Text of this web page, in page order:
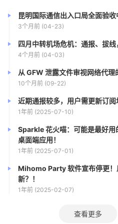
昆明国际通信出入口局全面验收
3个月前 (04-23)
四月中转机场危机：通报、拔
4个月前 (04-03)
从 GFW 泄露文件审视网络代理
10个月前 (09-22)
近期通报较多，用户需更新订阅
1年前 (2025-07-10)
Sparkle 花火喵：可能是最好
桌面端应用！
1年前 (2025-07-01)
Mihomo Party 软件宣布停更！
新？！
1年前 (2025-02-07)
查看更多